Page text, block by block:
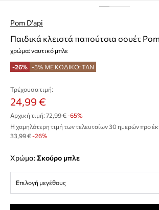
Pom D'api
Παιδικά κλειστά παπούτσια σουέτ
χρώμα: ναυτικό μπλε
-26% -5% ΜΕ ΚΩΔΙΚΟ: TAN
Τρέχουσα τιμή:
24,99 €
Αρχική τιμή: 72,99 €-65%
Η χαμηλότερη τιμή των τελευταίων 30 ημερών προ
33,99 € -26%
Χρώμα: σκούρο μπλε
Επιλογή μεγέθους